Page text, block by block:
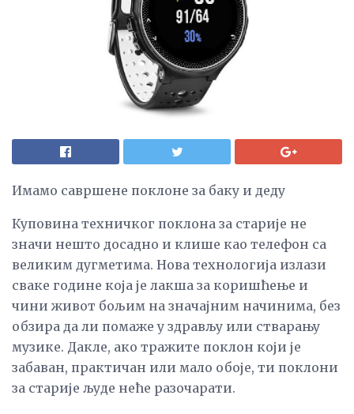
Имамо савршене поклоне за баку и деду
Куповина техничког поклона за старије не
значи нешто досадно и клише као телефон са
великим дугметима. Нова технологија излази
сваке године која је лакша за коришћење и
чини живот бољим на значајним начинима, без
обзира да ли помаже у здрављу или стварању
музике. Дакле, ако тражите поклон који је
забаван, практичан или мало обоје, ти поклони
за старије људе неће разочарати.